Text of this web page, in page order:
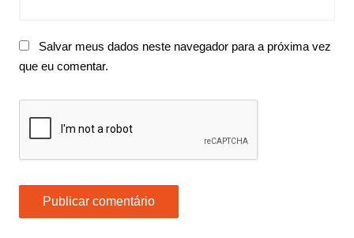
Salvar meus dados neste navegador para a próxima vez
que eu comentar.